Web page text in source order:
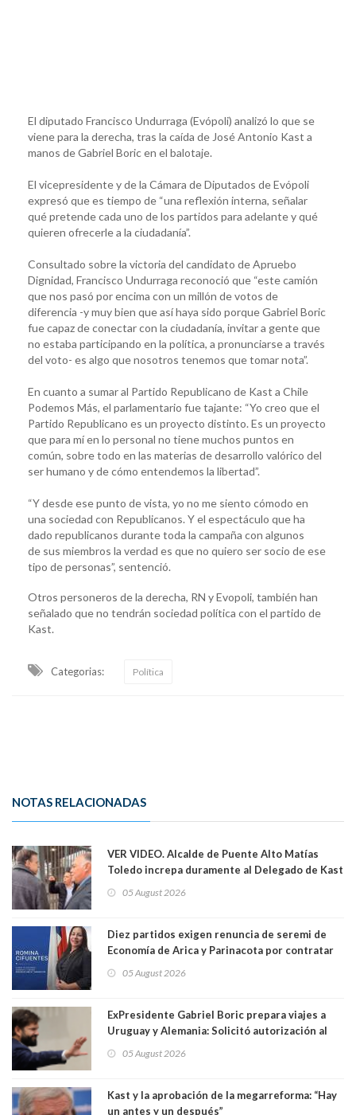
El diputado Francisco Undurraga (Evópoli) analizó lo que se
viene para la derecha, tras la caída de José Antonio Kast a
manos de Gabriel Boric en el balotaje.
El vicepresidente y de la Cámara de Diputados de Evópoli
expresó que es tiempo de “una reflexión interna, señalar
qué pretende cada uno de los partidos para adelante y qué
quieren ofrecerle a la ciudadanía”.
Consultado sobre la victoria del candidato de Apruebo
Dignidad, Francisco Undurraga reconoció que “este camión
que nos pasó por encima con un millón de votos de
diferencia -y muy bien que así haya sido porque Gabriel Boric
fue capaz de conectar con la ciudadanía, invitar a gente que
no estaba participando en la política, a pronunciarse a través
del voto- es algo que nosotros tenemos que tomar nota”.
En cuanto a sumar al Partido Republicano de Kast a Chile
Podemos Más, el parlamentario fue tajante: “Yo creo que el
Partido Republicano es un proyecto distinto. Es un proyecto
que para mí en lo personal no tiene muchos puntos en
común, sobre todo en las materias de desarrollo valórico del
ser humano y de cómo entendemos la libertad”.
“Y desde ese punto de vista, yo no me siento cómodo en
una sociedad con Republicanos. Y el espectáculo que ha
dado republicanos durante toda la campaña con algunos
de sus miembros la verdad es que no quiero ser socio de ese
tipo de personas”, sentenció.
Otros personeros de la derecha, RN y Evopoli, también han
señalado que no tendrán sociedad política con el partido de
Kast.
Categorias: Política
NOTAS RELACIONADAS
VER VIDEO. Alcalde de Puente Alto Matías
Toledo increpa duramente al Delegado de Kast
delegado nuevamente arrancando"
05 August 2026
Diez partidos exigen renuncia de seremi de
Economía de Arica y Parinacota por contratar
una militante de RN, detenida con 47 kilos de
05 August 2026
ExPresidente Gabriel Boric prepara viajes a
Uruguay y Alemania: Solicitó autorización al
05 August 2026
Kast y la aprobación de la megarreforma: “Hay
un antes y un después”